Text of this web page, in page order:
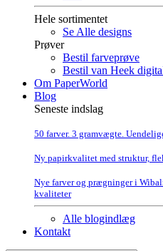
Hele sortimentet
Se Alle designs
Prøver
Bestil farveprøve
Bestil van Heek
Om PaperWorld
Blog
Seneste indslag
50 farver. 3 gramvægte.
Ny papirkvalitet med struktur,
Nye farver og prægninger i
kvaliteter
Alle blogindlæg
Kontakt